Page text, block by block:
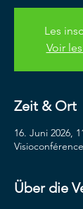
Les
Voir
Zeit & Ort
16. Juni 2026,
Über die